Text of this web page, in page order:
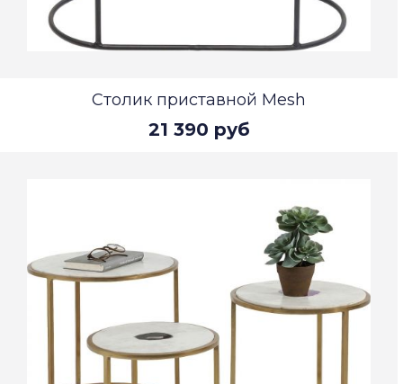
Столик приставной Mesh
21 390 руб